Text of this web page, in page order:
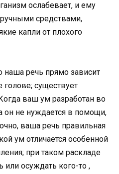
ослабевает, и ему
средствами,
капли от плохого
наша речь прямо зависит
существует
ваш ум разработан во
он не нуждается в помощи,
ваша речь правильная
ум отличается особенной
при таком раскладе
или осуждать кого-то ,